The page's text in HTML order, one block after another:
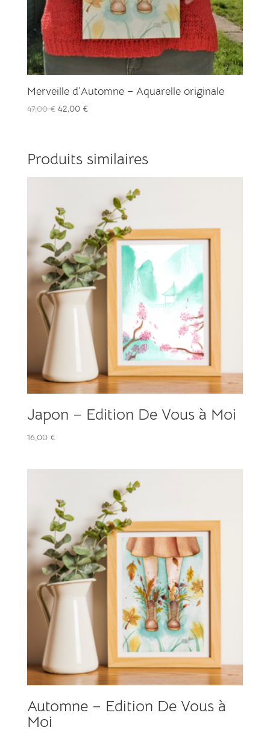
Merveille d’Automne – Aquarelle originale
47,00€ Le
47,00 €.
42,00 €Le
42,00 €.
Produits similaires
Japon – Edition De Vous à Moi
16,00 €
Automne – Edition De Vous à
Moi